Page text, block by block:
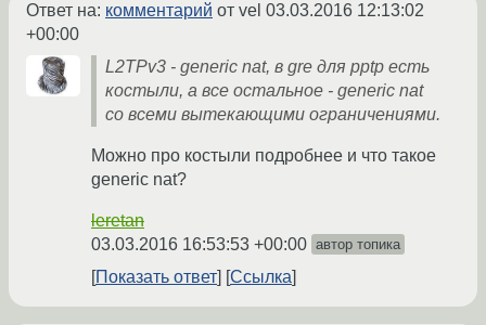
Ответ на: комментарий от vel 03.03.2016 12:13:02
+00:00
L2TPv3 - generic nat, в gre для pptp есть
костыли, а все остальное - generic nat
со всеми вытекающими ограничениями.
Можно про костыли подробнее и что такое
generic nat?
leretan
03.03.2016 16:53:53 +00:00 автор топика
Показать ответ Ссылка